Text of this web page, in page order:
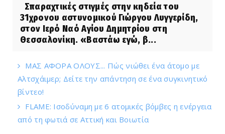
Σπαραχτικές στιγμές στην κηδεία του
31χρονου αστυνομικού Γιώργου Λυγγερίδη,
στον Ιερό Ναό Αγίου Δημητρίου στη
Θεσσαλονίκη. «Βαστάω εγώ, β...
ΜΑΣ ΑΦΟΡΑ ΟΛΟΥΣ... Πώς νιώθει ένα άτομο με
Αλτσχάιμερ; Δείτε την απάντηση σε ένα συγκινητικό
βίντεο!
FLAME: Ισοδύναμη με 6 ατομικές βόμβες η ενέργεια
από τη φωτιά σε Αττική και Βοιωτία